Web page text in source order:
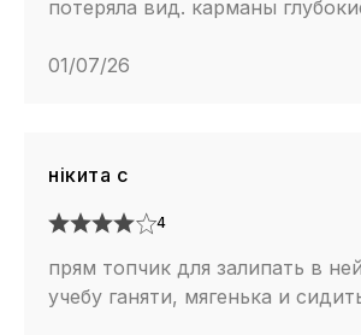
потеряла вид. карманы
01/07/26
нікита с
4
прям топчик для залипать в
учебу ганяти, мягенька и